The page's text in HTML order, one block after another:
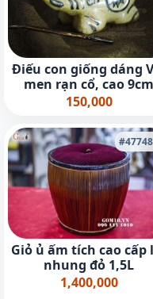
Điếu con giống dáng
men rạn cổ, cao 9cm
150,000
Giỏ ủ ấm tích cao cấp
nhung đỏ 1,5L
1,400,000